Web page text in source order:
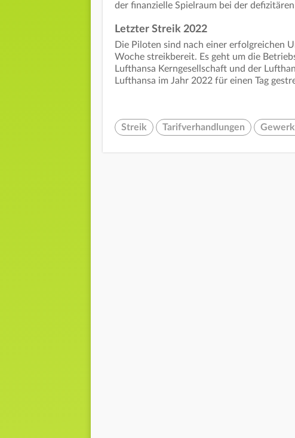
der finanzielle Spielraum bei der
Letzter Streik 2022
Die Piloten sind nach einer erfolgreichen
Woche streikbereit. Es geht um die
Lufthansa Kerngesellschaft und der
Lufthansa im Jahr 2022 für einen Tag
Streik Tarifverhandlungen